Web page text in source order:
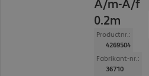
A/m-A/f
0.2m
Productnr.:
4269504
Fabrikant-nr.:
36710